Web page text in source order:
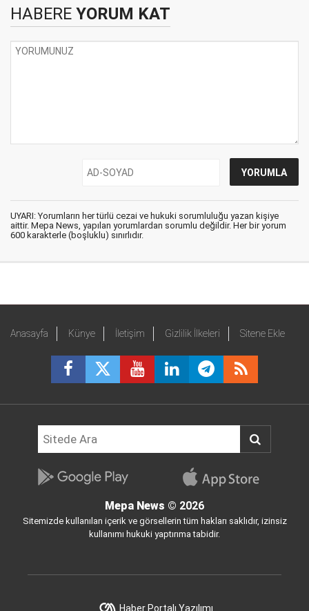
HABERE YORUM KAT
UYARI: Yorumların her türlü cezai ve hukuki sorumluluğu yazan kişiye
aittir. Mepa News, yapılan yorumlardan sorumlu değildir. Her bir yorum
600 karakterle (boşluklu) sınırlıdır.
Anasayfa Künye İletişim Gizlilik İlkeleri Sitene Ekle
Mepa News © 2026
Sitemizde kullanılan içerik ve görsellerin tüm hakları saklıdır, izinsiz
kullanımı hukuki yaptırıma tabidir.
Haber Portalı Yazılımı